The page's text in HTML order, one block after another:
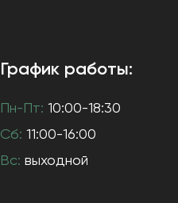
График работы:
Пн-Пт: 10:00-18:30
Сб: 11:00-16:00
Вс: выходной